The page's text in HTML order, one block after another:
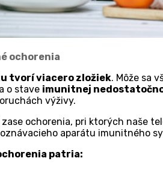
ochorenia
tvorí viacero zložiek. Môže sa
o stave imunitnej
výživy.
zase ochorenia, pri ktorých naše
aparátu imunitného
patria: